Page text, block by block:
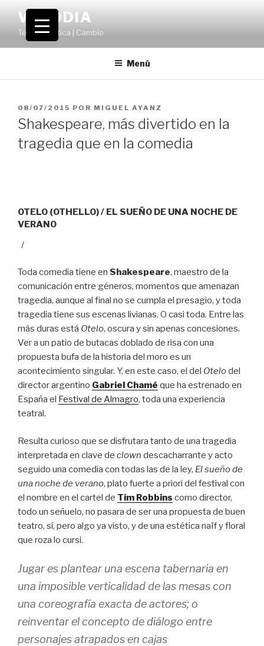
contenido
VOLODIA
Teatro | Crítica | Cambio
Menú
PUBLICADO
EL
08/07/2015 POR MIGUEL AYANZ
Shakespeare, más divertido en la
tragedia que en la comedia
OTELO (OTHELLO) / EL SUEÑO DE UNA NOCHE DE
VERANO
/
Toda comedia tiene en Shakespeare, maestro de la
comunicación entre géneros, momentos que amenazan
tragedia, aunque al final no se cumpla el presagio, y toda
tragedia tiene sus escenas livianas. O casi toda. Entre las
más duras está Otelo, oscura y sin apenas concesiones.
Ver a un patio de butacas doblado de risa con una
propuesta bufa de la historia del moro es un
acontecimiento singular. Y, en este caso, el del Otelodel
director argentino Gabriel Chamé que ha estrenado en
España el Festival de Almagro, toda una experiencia
teatral.
Resulta curioso que se disfrutara tanto de una tragedia
interpretada en clave de clown descacharrante y acto
seguido una comedia con todas las de la ley, El sueño de
una noche de verano, plato fuerte a priori del festival con
el nombre en el cartel de Tim Robbins como director,
todo un señuelo, no pasara de ser una propuesta de buen
teatro, sí, pero algo ya visto, y de una estética naïf y floral
que roza lo cursi.
Jugar es plantear una escena tabernaria en
una imposible verticalidad de las mesas con
una coreografía exacta de actores; o
reinventar el concepto de diálogo entre
personajes atrapados en cajas